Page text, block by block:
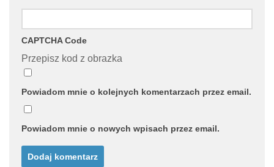
CAPTCHA Code
Przepisz kod z obrazka
Powiadom mnie o kolejnych komentarzach przez email.
Powiadom mnie o nowych wpisach przez email.